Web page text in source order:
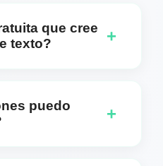
que cree
texto?
+
Música desde Texto.
convierte tu texto en
puedo
+